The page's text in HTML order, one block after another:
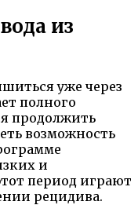
из
уже через
полного
продолжить
возможность
и
период играют
рецидива.